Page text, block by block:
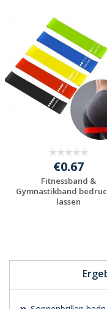
€0.67
Fitnessband &
Gymnastikband
lassen